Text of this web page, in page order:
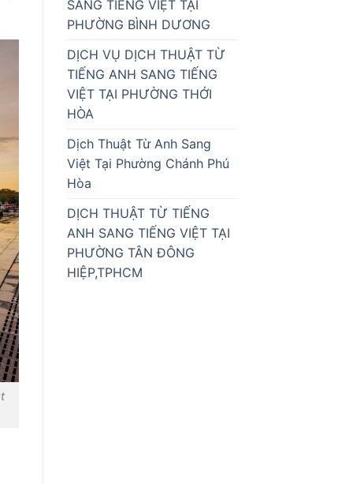
SANG TIẾNG VIỆT TẠI
PHƯỜNG BÌNH DƯƠNG
DỊCH VỤ DỊCH THUẬT TỪ
TIẾNG ANH SANG TIẾNG
VIỆT TẠI PHƯỜNG THỚI
HÒA
Dịch Thuật Từ Anh Sang
Việt Tại Phường Chánh Phú
Hòa
DỊCH THUẬT TỪ TIẾNG
ANH SANG TIẾNG VIỆT TẠI
PHƯỜNG TÂN ĐÔNG
HIỆP,TPHCM